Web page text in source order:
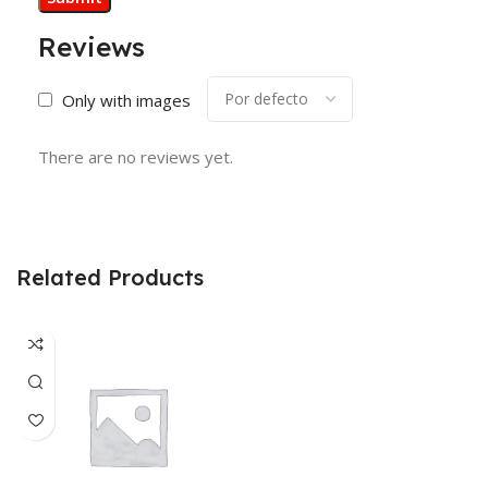
Reviews
Only with images
There are no reviews yet.
Related Products